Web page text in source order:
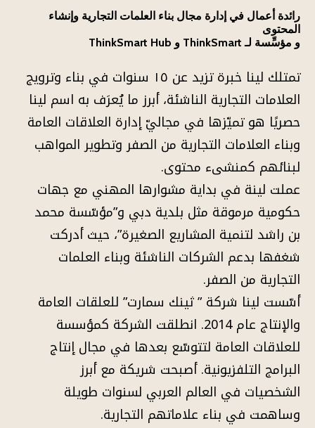
رائدة أعمال في إدارة مجال بناء العلمات التجارية وإنشاء
المحتوى
و مؤسِّسة لـ ThinkSmart و ThinkSmart Hub
تمتلك لينا خبرة تزيد عن ١٥ سنوات في بناء وترويج
العلامات التجارية الناشئة، أبرز ما يُعرَف به اسم لينا
حصريًا هو تميّزها في مجاليّ إدارة العلاقات العامة
وبناء العلامات التجارية من الصفر وتطوير المواهب
لبنائهم كمنشىء محتوى.
عملت لينة في بداية مشوارها المهني مع جهات
حكومية مرموقة مثل بلدية دبي و”مؤسّسة محمد
بن راشد لتنمية المشاريع الصغيرة”، حيث أدركت
شغفها بدعم الشركات الناشئة وبناء العلمات
التجارية من الصفر.
أسّست لينا شركة ” ثينك سمارت” للعلقات العامة
والإنتاج عام 2014. انطلقت الشركة كمؤسسة
للعلاقات العامة لتتوسّع بعدها في مجال إنتاج
البرامج التلفزيونية. أصبحت شريكة مع أبرز
الشخصيات في العالم العربي لسنوات طويلة
وساهمت في بناء علاماتهم التجارية.